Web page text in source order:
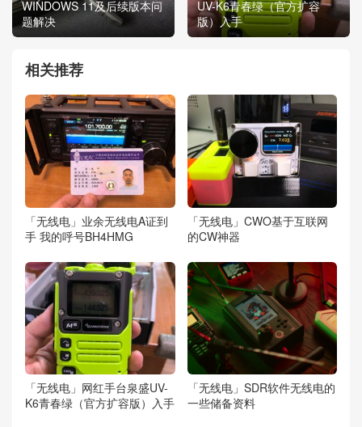
WINDOWS 11及后续版本问
题解决
UV-K6青春绿（官方扩容
版）入手
相关推荐
「无线电」业余无线电A证到
手 我的呼号BH4HMG
「无线电」CWO基于互联网
的CW神器
「无线电」网红手台泉盛UV-
K6青春绿（官方扩容版）入手
「无线电」SDR软件无线电的
一些储备资料